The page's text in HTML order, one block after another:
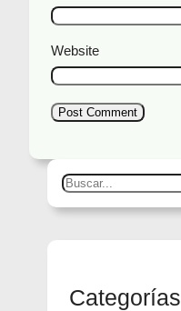
Website
S
e
Categorías